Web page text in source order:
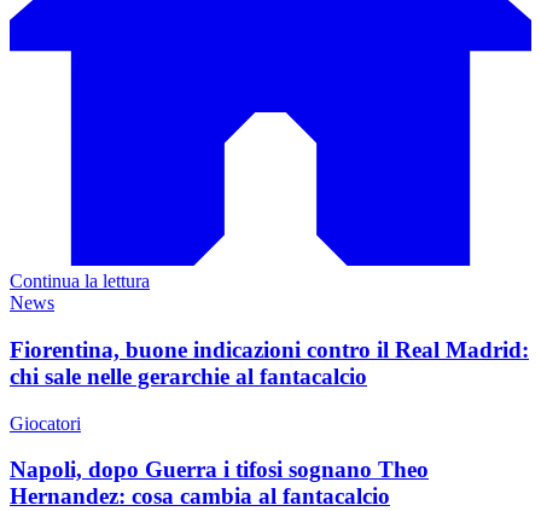
Continua la lettura
News
Fiorentina, buone indicazioni contro il Real Madrid:
chi sale nelle gerarchie al fantacalcio
Giocatori
Napoli, dopo Guerra i tifosi sognano Theo
Hernandez: cosa cambia al fantacalcio